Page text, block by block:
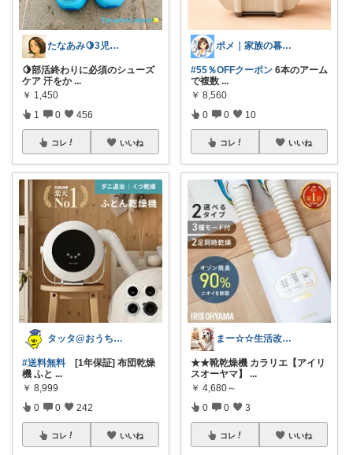
たなあみ🍋3児ママ40代心地良い暮らし
🍋部活終わりに必須のシューズ
ケア 汗をか ...
￥ 1,450
1 0 456
コレ いいね
タッタ@おうち時間を楽しく快適に！
#送料無料 [1年保証] 布団乾燥
機 ふと ...
￥ 8,999
0 0 242
コレ いいね
ポメ｜家族の暮らしを少しラクに
#55％OFFクーポン 6本のアーム
で複数 ...
￥ 8,560
0 0 10
コレ いいね
まー☆☆生活改善お探し人
★★靴乾燥機 カラリエ【アイリ
スオーヤマ】
...
￥ 4,680～
0 0 3
コレ いいね